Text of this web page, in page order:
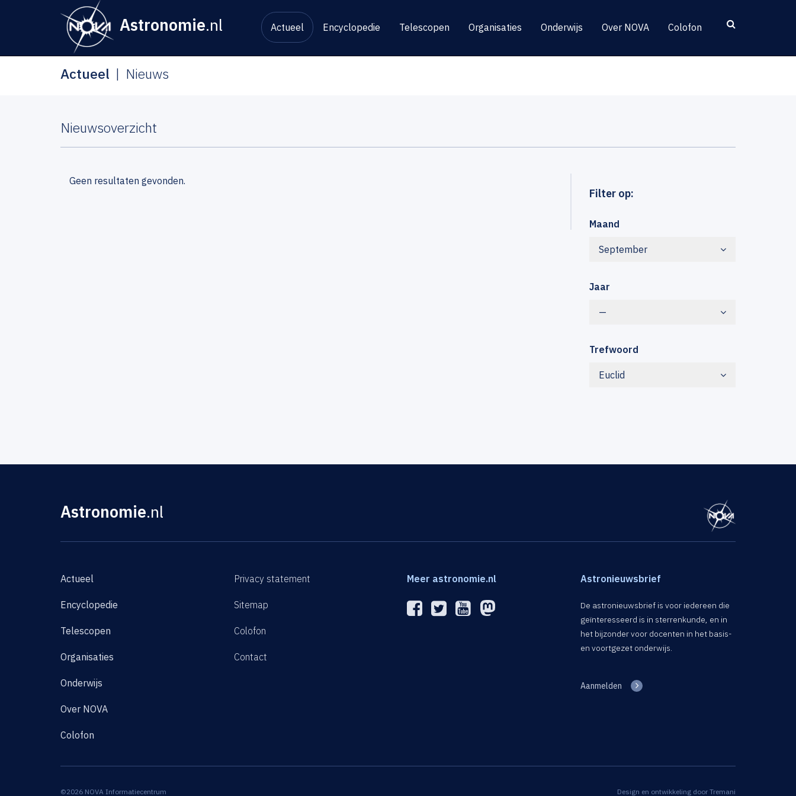
Astronomie.nl Actueel Encyclopedie Telescopen Organisaties Onderwijs Over NOVA Colofon
Actueel Nieuws
Nieuwsoverzicht
Filter op:
Maand
September
Jaar
—
Trefwoord
Euclid
Geen resultaten gevonden.
Astronomie.nl
Actueel
Encyclopedie
Telescopen
Organisaties
Onderwijs
Over NOVA
Colofon
Privacy statement
Sitemap
Colofon
Contact
Meer astronomie.nl Astronieuwsbrief
De astronieuwsbrief is voor iedereen die
geïnteresseerd is in sterrenkunde, en in
het bijzonder voor docenten in het basis-
en voortgezet onderwijs.
Aanmelden
©2026 NOVA Informatiecentrum Design en ontwikkeling door Tremani